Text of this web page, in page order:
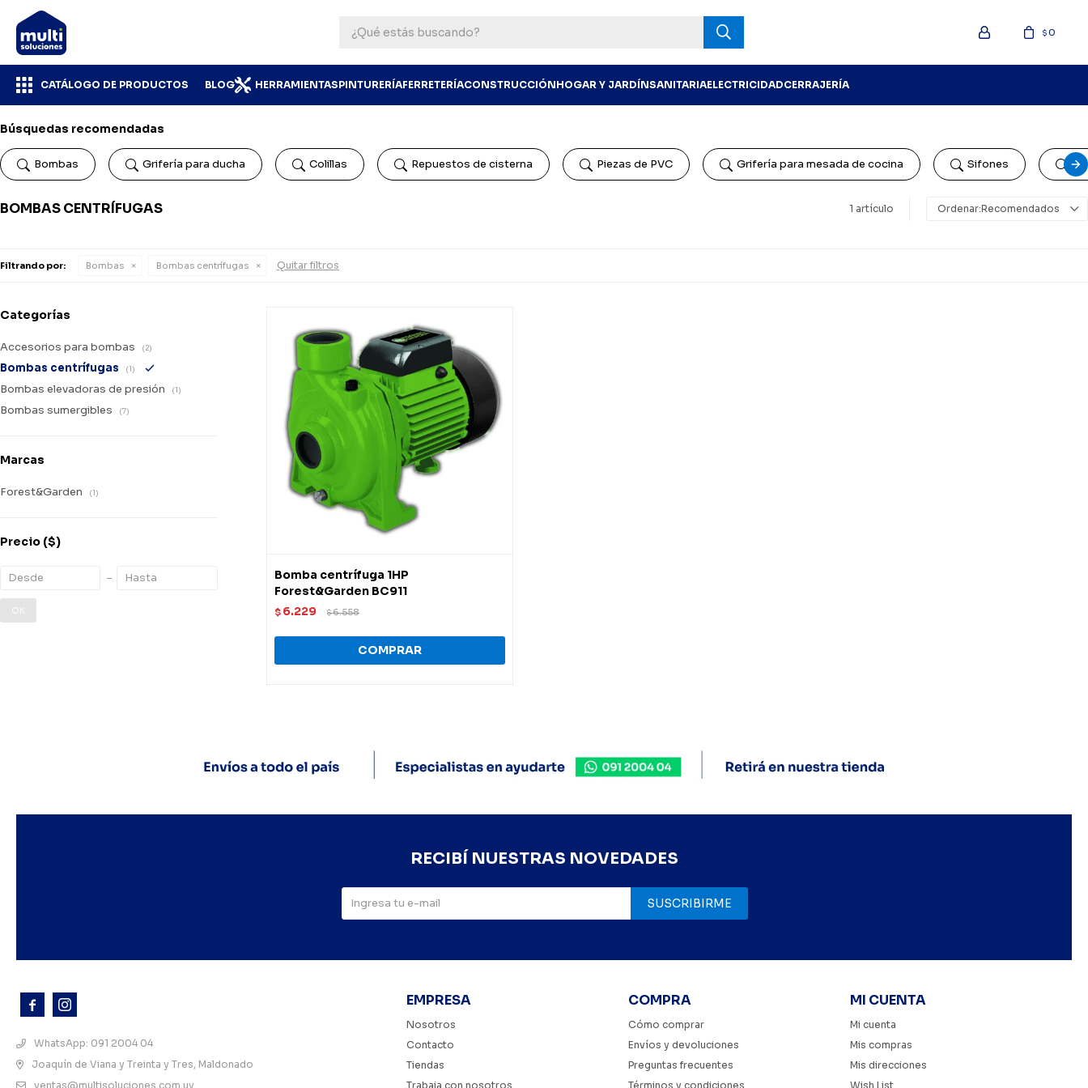
CATÁLOGO DE PRODUCTOS BLOG HERRAMIENTASPINTURERÍAFERRETERÍACONSTRUCCIÓNHOGAR Y JARDÍNSANITARIAELECTRICIDADCERRAJERÍA
$0
Búsquedas recomendadas
Bombas Grifería para ducha Colillas Repuestos de cisterna Piezas de PVC Grifería para mesada de cocina Sifones
BOMBAS CENTRÍFUGAS 1 artículo Recomendados
Filtrando por: Bombas Bombas centrífugas Quitar filtros
Bomba centrífuga 1HP
Forest&Garden BC911
$ 6.229 $6.558
Categorías
Accesorios para bombas (2)
Bombas centrífugas (1)
Bombas elevadoras de presión (1)
Bombas sumergibles (7)
Marcas
Forest&Garden (1)
Precio ($)
OK
 
WhatsApp: 091 2004 04
Joaquín de Viana y Treinta y Tres, Maldonado
ventas@multisoluciones.com.uy
EMPRESA
Nosotros
Contacto
Tiendas
Trabaja con nosotros
COMPRA
Cómo comprar
Envíos y devoluciones
Preguntas frecuentes
Términos y condiciones
MI CUENTA
Mi cuenta
Mis compras
Mis direcciones
Wish List
RECIBÍ NUESTRAS NOVEDADES
SUSCRIBIRME